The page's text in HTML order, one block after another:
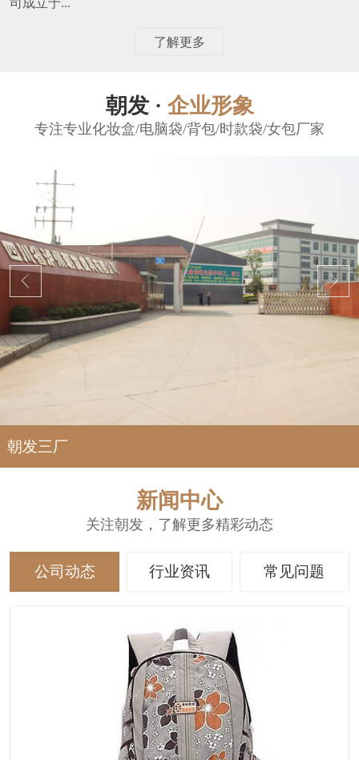
了解更多
朝发 · 企业形象
专注专业化妆盒/电脑袋/背包/时款袋/女包厂家
朝发三厂
新闻中心
关注朝发，了解更多精彩动态
公司动态 行业资讯 常见问题